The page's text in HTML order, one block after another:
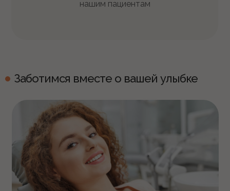
нашим пациентам
Заботимся вместе о вашей улыбке